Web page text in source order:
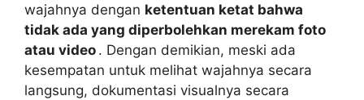
wajahnya dengan ketentuan ketat bahwa
tidak ada yang diperbolehkan merekam foto
atau video . Dengan demikian, meski ada
kesempatan untuk melihat wajahnya secara
langsung, dokumentasi visualnya secara